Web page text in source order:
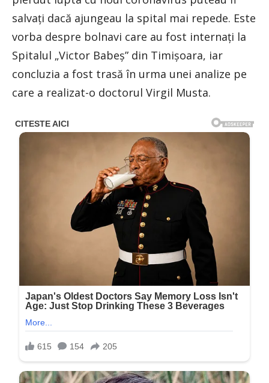
salvați dacă ajungeau la spital mai repede. Este
vorba despre bolnavi care au fost internați la
Spitalul „Victor Babeș” din Timișoara, iar
concluzia a fost trasă în urma unei analize pe
care a realizat-o doctorul Virgil Musta.